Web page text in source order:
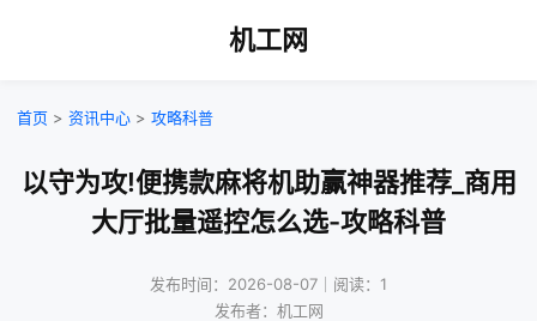
机工网
首页 > 资讯中心 > 攻略科普
以守为攻!便携款麻将机助赢神器推荐_商用
大厅批量遥控怎么选-攻略科普
发布时间：2026-08-07｜阅读：1
发布者：机工网